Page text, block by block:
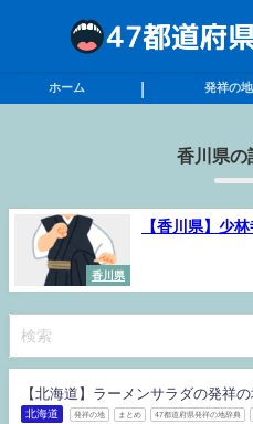
ホーム 発祥の地
香川県の
香川県
【香川県】少
【北海道】ラーメンサラダの発祥
北海道 発祥の地 まとめ 47都道府県発祥の地辞典